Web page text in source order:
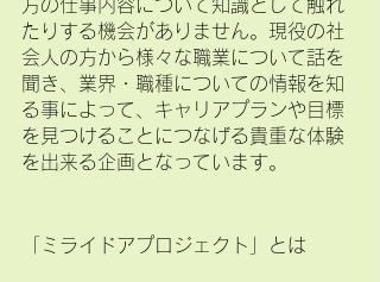
方の仕事内容について知識として触れ
たりする機会がありません。現役の社
会人の方から様々な職業について話を
聞き、業界・職種についての情報を知
る事によって、キャリアプランや目標
を見つけることにつなげる貴重な体験
を出来る企画となっています。
「ミライドアプロジェクト」とは